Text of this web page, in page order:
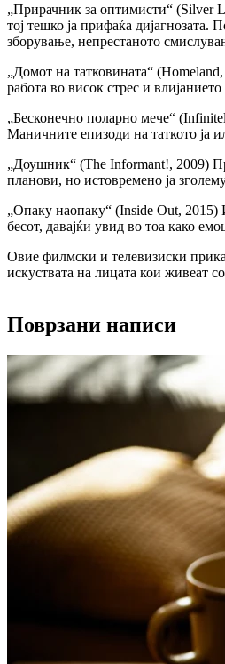
„Прирачник за оптимисти“ (Silver
тој тешко ја прифаќа
зборување, непрестаното
„Домот на татковината“
работа во висок стрес и
„Бесконечно поларно мече“
Маничните епизоди на таткото ја
„Доушник“ (The Informant!, 2009)
планови, но истовремено ја
„Опаку наопаку“ (Inside Out, 2015)
бесот, давајќи увид во тоа како
Овие филмски и телевизиски
искуствата на лицата кои живеат со
Поврзани написи